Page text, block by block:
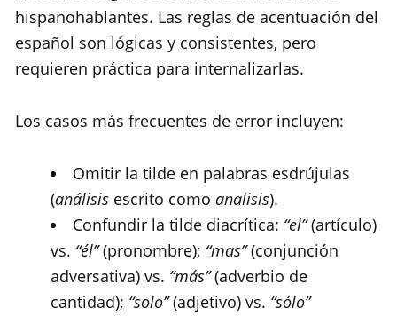
hispanohablantes. Las reglas de acentuación del
español son lógicas y consistentes, pero
requieren práctica para internalizarlas.
Los casos más frecuentes de error incluyen:
Omitir la tilde en palabras esdrújulas
(análisis escrito como analisis).
Confundir la tilde diacrítica: “el”(artículo)
vs. “él”(pronombre); “mas”(conjunción
adversativa) vs. “más”(adverbio de
cantidad); “solo”(adjetivo) vs. “sólo”